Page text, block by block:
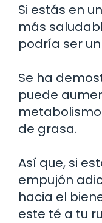
Si estás en
más
podría ser
Se ha
puede
de grasa.
Así que, si
empujón
hacia el
este té a tu